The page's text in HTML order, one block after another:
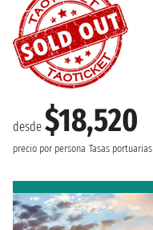
desde $18,520
precio por persona Tasas portuarias